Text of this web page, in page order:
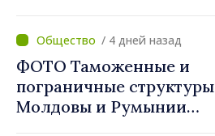
«Реформу нужно
завершить этой осенью»
/ 4 дней назад
ФОТО Таможенные и
пограничные структуры
Молдовы и Румынии